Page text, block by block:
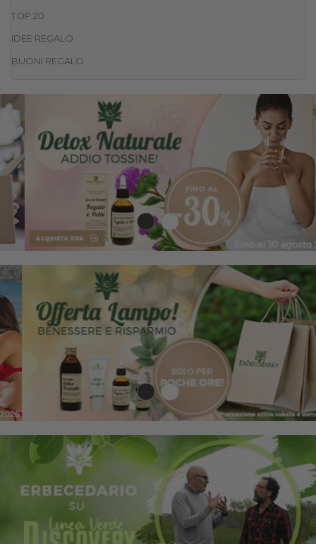
TOP 20
IDEE REGALO
BUONI REGALO